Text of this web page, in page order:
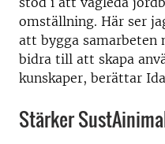
omställning. Här ser
att bygga samarbeten
bidra till att skapa
kunskaper, berättar
Stärker